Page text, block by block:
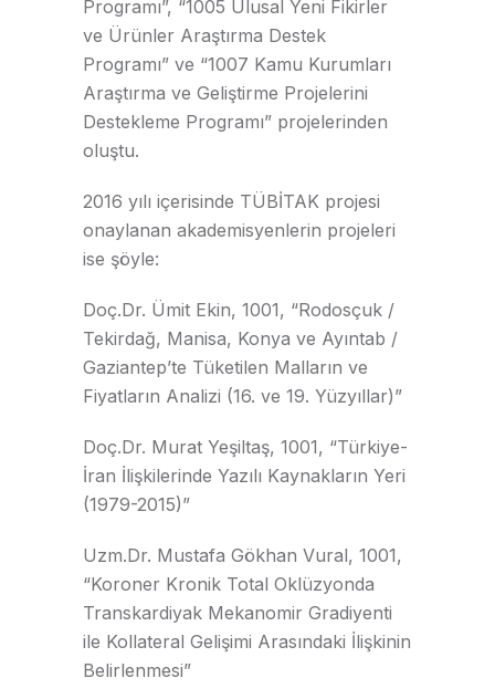
Programı”, “1005 Ulusal Yeni Fikirler
ve Ürünler Araştırma Destek
Programı” ve “1007 Kamu Kurumları
Araştırma ve Geliştirme Projelerini
Destekleme Programı” projelerinden
oluştu.
2016 yılı içerisinde TÜBİTAK projesi
onaylanan akademisyenlerin projeleri
ise şöyle:
Doç.Dr. Ümit Ekin, 1001, “Rodosçuk /
Tekirdağ, Manisa, Konya ve Ayıntab /
Gaziantep’te Tüketilen Malların ve
Fiyatların Analizi (16. ve 19. Yüzyıllar)”
Doç.Dr. Murat Yeşiltaş, 1001, “Türkiye-
İran İlişkilerinde Yazılı Kaynakların Yeri
(1979-2015)”
Uzm.Dr. Mustafa Gökhan Vural, 1001,
“Koroner Kronik Total Oklüzyonda
Transkardiyak Mekanomir Gradiyenti
ile Kollateral Gelişimi Arasındaki İlişkinin
Belirlenmesi”